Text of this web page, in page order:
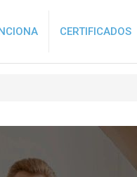
CERTIFICADOS